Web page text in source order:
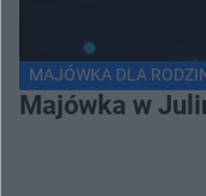
MAJÓWKA DLA
Majówka w